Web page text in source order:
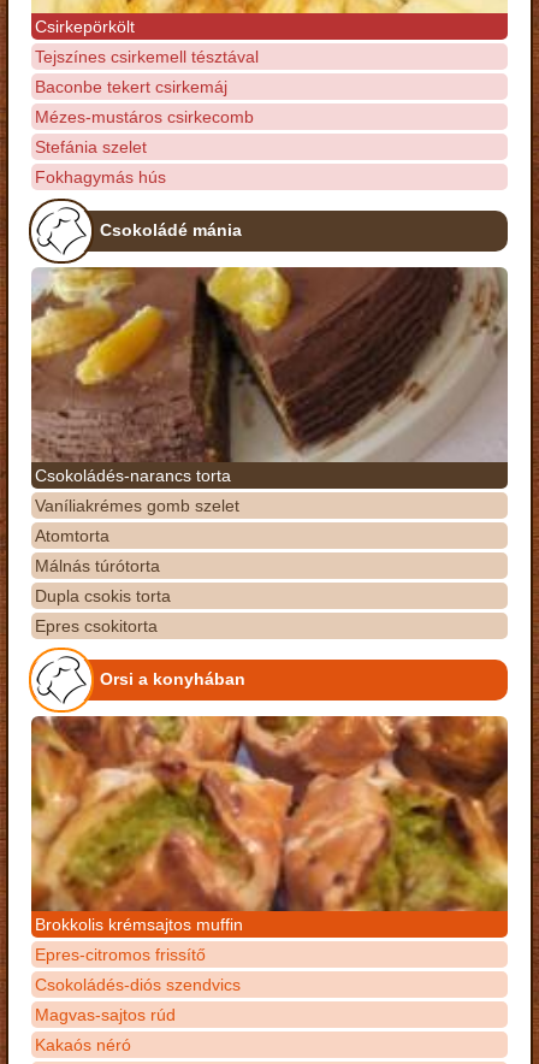
Csirkepörkölt
Tejszínes csirkemell tésztával
Baconbe tekert csirkemáj
Mézes-mustáros csirkecomb
Stefánia szelet
Fokhagymás hús
Csokoládé mánia
Csokoládés-narancs torta
Vaníliakrémes gomb szelet
Atomtorta
Málnás túrótorta
Dupla csokis torta
Epres csokitorta
Orsi a konyhában
Brokkolis krémsajtos muffin
Epres-citromos frissítő
Csokoládés-diós szendvics
Magvas-sajtos rúd
Kakaós néró